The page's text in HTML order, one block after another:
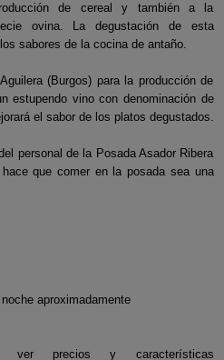
de cereal y también a la
ovina. La degustación de esta
sabores de la cocina de antaño.
(Burgos) para la producción de
estupendo vino con denominación de
el sabor de los platos degustados.
personal de la Posada Asador Ribera
que comer en la posada sea una
aproximadamente
ver precios y características